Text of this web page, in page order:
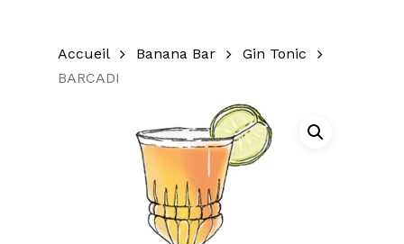
Accueil Banana Bar
Gin Tonic
BARCADI